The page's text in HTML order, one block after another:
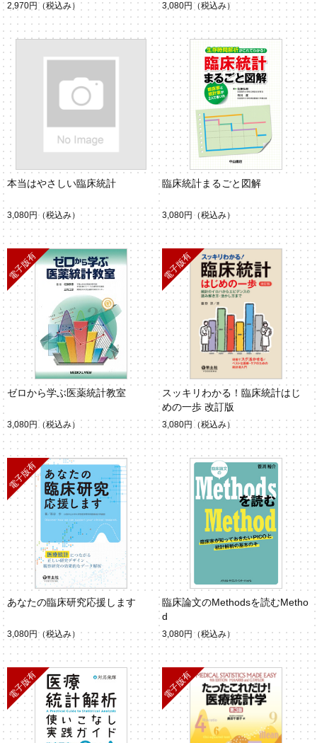
2,970円 （税込み） 3,080円 （税込み）
本当はやさしい臨床統計
3,080円 （税込み）
臨床統計まるごと図解
3,080円 （税込み）
ゼロから学ぶ医薬統計教室
3,080円 （税込み）
スッキリわかる！臨床統計はじ
めの一歩 改訂版
3,080円 （税込み）
あなたの臨床研究応援します
3,080円 （税込み）
臨床論文のMethodsを読むMetho
d
3,080円 （税込み）